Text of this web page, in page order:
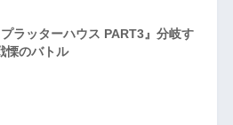
ラッターハウス PART3』分岐す
慄のバトル